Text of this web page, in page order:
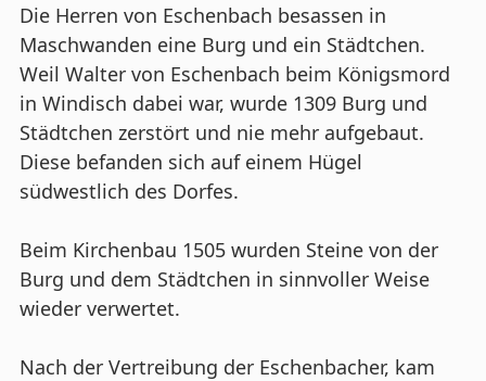
Die Herren von Eschenbach besassen in
Maschwanden eine Burg und ein Städtchen.
Weil Walter von Eschenbach beim Königsmord
in Windisch dabei war, wurde 1309 Burg und
Städtchen zerstört und nie mehr aufgebaut.
Diese befanden sich auf einem Hügel
südwestlich des Dorfes.
Beim Kirchenbau 1505 wurden Steine von der
Burg und dem Städtchen in sinnvoller Weise
wieder verwertet.
Nach der Vertreibung der Eschenbacher, kam